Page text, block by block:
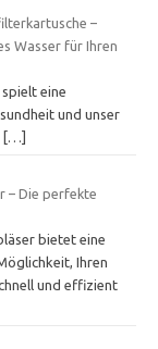
–
Wasser für Ihren
eine
und unser
[…]
– Die perfekte
bietet eine
Ihren
und effizient